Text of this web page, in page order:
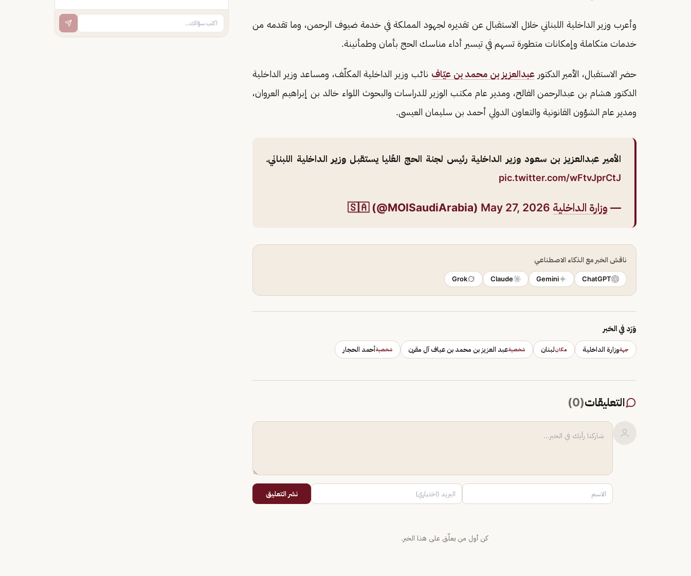
وأعرب وزير الداخلية اللبناني خلال الاستقبال عن تقديره لجهود المملكة في خدمة ضيوف الرحمن، وما تقدمه من
خدمات متكاملة وإمكانات متطورة تسهم في تيسير أداء مناسك الحج بأمان وطمأنينة.
حضر الاستقبال، الأمير الدكتورعبدالعزيز بن محمد بن عيّاف نائب وزير الداخلية المكلّف، ومساعد وزير الداخلية
الدكتور هشام بن عبدالرحمن الفالح، ومدير عام مكتب الوزير للدراسات والبحوث اللواء خالد بن إبراهيم العروان،
ومدير عام الشؤون القانونية والتعاون الدولي أحمد بن سليمان العيسى.
الأمير عبدالعزيز بن سعود وزير الداخلية رئيس لجنة الحج العُليا يستقبل وزير الداخلية اللبناني.
pic.twitter.com/wFtvJprCtJ
— وزارة الداخلية May 27, 2026
ناقش الخبر مع الذكاء الاصطناعي
ChatGPT
Gemini
Claude
Grok
وَرَد في الخبر
جهةوزارة الداخلية مكانلبنان شخصيةعبد العزيز بن محمد بن عياف آل مقرن شخصيةأحمد الحجار
التعليقات(
0
)
نشر التعليق
كن أول من يعلّق على هذا الخبر.